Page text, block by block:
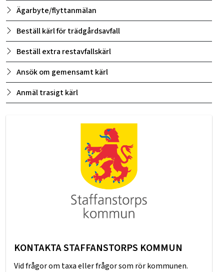
Ägarbyte/flyttanmälan
Beställ kärl för trädgårdsavfall
Beställ extra restavfallskärl
Ansök om gemensamt kärl
Anmäl trasigt kärl
KONTAKTA STAFFANSTORPS KOMMUN
Vid frågor om taxa eller frågor som rör kommunen.